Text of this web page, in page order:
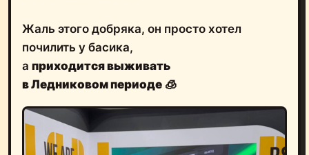
Жаль этого добряка, он просто хотел
почилить у басика,
а приходится выживать
в Ледниковом периоде 🧊